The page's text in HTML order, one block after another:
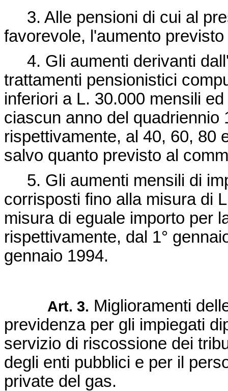
3. Alle pensioni di cui al
favorevole, l'aumento
4. Gli aumenti derivanti
trattamenti pensionistici
inferiori a L. 30.000 mensili
ciascun anno del quadriennio
rispettivamente, al 40, 60, 80
salvo quanto previsto al
5. Gli aumenti mensili di
corrisposti fino alla misura di
misura di eguale importo per
rispettivamente, dal 1°
gennaio 1994.
Art. 3. Miglioramenti
previdenza per gli impiegati
servizio di riscossione dei
degli enti pubblici e per il
private del gas.